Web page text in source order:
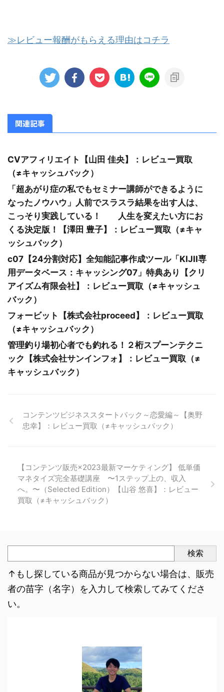
≫レビュー報酬がもらえる理由はコチラ
関連記事
CVアフィリエイト【山田 佳央】：レビュー買取
（≠キャッシュバック）
「超あがり症の私でもセミナー講師ができるように
なったノウハウ」人前でスラスラ結果を出す人は、
こっそり実践している！ 人生を変えたい方にお
くる決定版！【澤田 豊子】：レビュー買取（≠キャ
ッシュバック）
c07【24分割対応】全知能記事作成ツール「KIJII専
用データベース：キャッシング07」特典あり【クリ
アイズム有限会社】：レビュー買取（≠キャッシュ
バック）
フォービット【株式会社proceed】：レビュー買取
（≠キャッシュバック）
管理釣り場初心者でも釣れる！２桁スプーンテクニ
ック【株式会社サンインフォ】：レビュー買取（≠
キャッシュバック）
コンテンツビジネススタートパック～恋愛編～【奥野
忠幸】：レビュー買取（≠キャッシュバック）
【コンテンツ販売×2023最新マーケティング】 低単価
マネタイズ完全基礎講座 〜1ステップ上の、収入
へ。〜（Selected Edition）【山谷 悠喜】：レビュー
買取（≠キャッシュバック）
検索
↑もし探している商品が見つからない場合は、販売
者の苗字（名字）を入力して検索してみてくださ
い。